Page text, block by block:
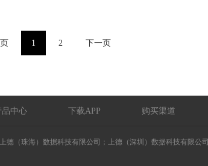
1 2 下一页
品中心 下载APP 购买渠道
德（珠海）数据科技有限公司；上德（深圳）数据科技有限公司